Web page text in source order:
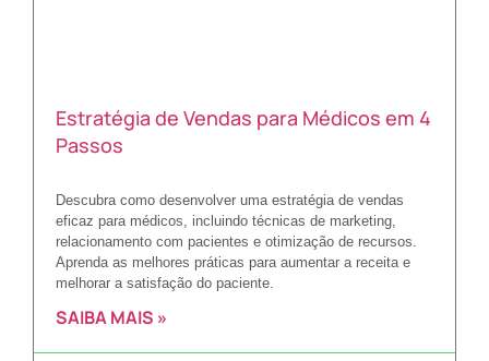
Estratégia de Vendas para Médicos em 4
Passos
Descubra como desenvolver uma estratégia de vendas
eficaz para médicos, incluindo técnicas de marketing,
relacionamento com pacientes e otimização de recursos.
Aprenda as melhores práticas para aumentar a receita e
melhorar a satisfação do paciente.
SAIBA MAIS »